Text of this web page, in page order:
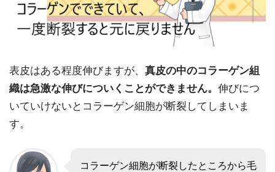
表皮はある程度伸びますが、 真皮の中のコラーゲン組
織は急激な伸びについくことができません。 伸びにつ
いていけないとコラーゲン細胞が断裂してしまいま
す。
コラーゲン細胞が断裂したところから毛